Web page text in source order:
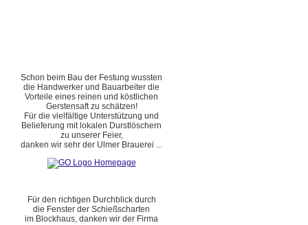
Schon beim Bau der Festung wussten
die Handwerker und Bauarbeiter die
Vorteile eines reinen und köstlichen
Gerstensaft zu schätzen!
Für die vielfältige Unterstützung und
Belieferung mit lokalen Durstlöschern
zu unserer Feier,
danken wir sehr der Ulmer Brauerei ...
Für den richtigen Durchblick durch
die Fenster der Schießscharten
im Blockhaus, danken wir der Firma